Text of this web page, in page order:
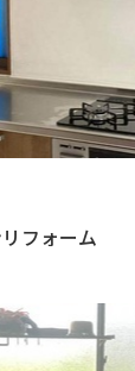
フォーム